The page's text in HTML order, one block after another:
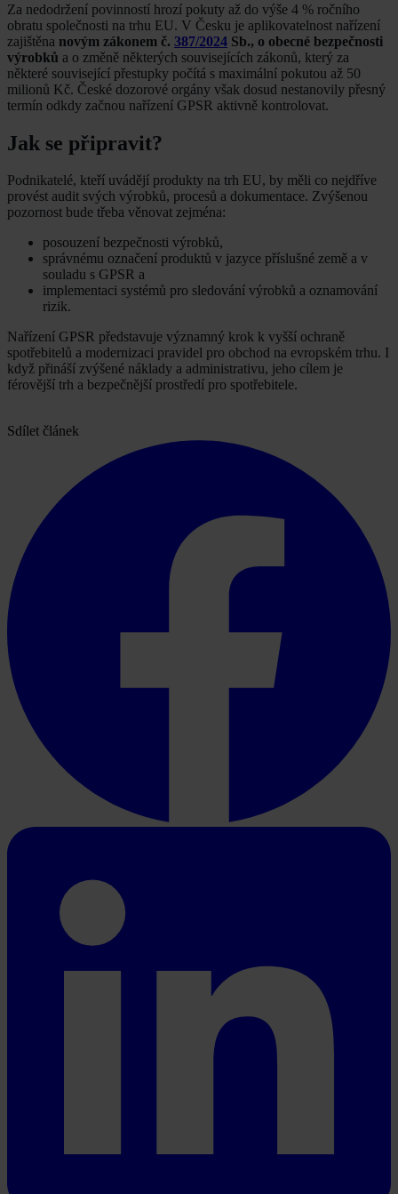
Za nedodržení povinností hrozí pokuty až do výše 4 % ročního
obratu společnosti na trhu EU. V Česku je aplikovatelnost nařízení
zajištěna novým zákonem č. 387/2024 Sb., o obecné bezpečnosti
výrobků a o změně některých souvisejících zákonů, který za
některé související přestupky počítá s maximální pokutou až 50
milionů Kč. České dozorové orgány však dosud nestanovily přesný
termín odkdy začnou nařízení GPSR aktivně kontrolovat.
Jak se připravit?
Podnikatelé, kteří uvádějí produkty na trh EU, by měli co nejdříve
provést audit svých výrobků, procesů a dokumentace. Zvýšenou
pozornost bude třeba věnovat zejména:
posouzení bezpečnosti výrobků,
správnému označení produktů v jazyce příslušné země a v
souladu s GPSR a
implementaci systémů pro sledování výrobků a oznamování
rizik.
Nařízení GPSR představuje významný krok k vyšší ochraně
spotřebitelů a modernizaci pravidel pro obchod na evropském trhu. I
když přináší zvýšené náklady a administrativu, jeho cílem je
férovější trh a bezpečnější prostředí pro spotřebitele.
Sdílet článek